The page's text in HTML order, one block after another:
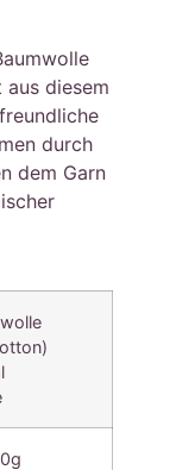
diesem
durch
dem Garn